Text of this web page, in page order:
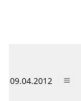
09.04.2012